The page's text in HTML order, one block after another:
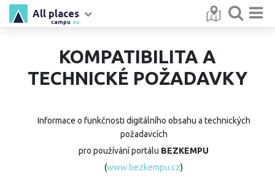
campu .eu
All places
KOMPATIBILITA A
TECHNICKÉ POŽADAVKY
Informace o funkčnosti digitálního obsahu a technických
požadavcích
pro používání portálu BEZKEMPU
(www.bezkempu.cz)